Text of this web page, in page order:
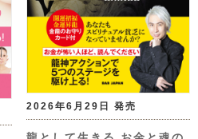
2026年6月29日 発売